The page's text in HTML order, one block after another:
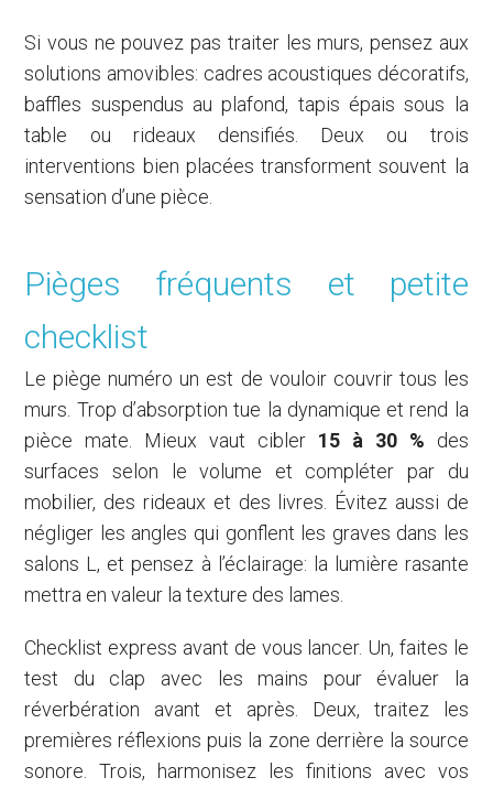
Si vous ne pouvez pas traiter les murs, pensez aux
solutions amovibles: cadres acoustiques décoratifs,
baffles suspendus au plafond, tapis épais sous la
table ou rideaux densifiés. Deux ou trois
interventions bien placées transforment souvent la
sensation d’une pièce.
Pièges fréquents et petite
checklist
Le piège numéro un est de vouloir couvrir tous les
murs. Trop d’absorption tue la dynamique et rend la
pièce mate. Mieux vaut cibler 15 à 30 % des
surfaces selon le volume et compléter par du
mobilier, des rideaux et des livres. Évitez aussi de
négliger les angles qui gonflent les graves dans les
salons L, et pensez à l’éclairage: la lumière rasante
mettra en valeur la texture des lames.
Checklist express avant de vous lancer. Un, faites le
test du clap avec les mains pour évaluer la
réverbération avant et après. Deux, traitez les
premières réflexions puis la zone derrière la source
sonore. Trois, harmonisez les finitions avec vos